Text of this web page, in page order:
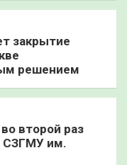
закрытие
решением
второй раз
СЗГМУ им.